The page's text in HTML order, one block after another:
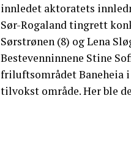
innledet aktoratets
Sør-Rogaland tingrett
Sørstrønen (8) og Lena
Bestevenninnene Stine
friluftsområdet Baneheia i
tilvokst område. Her ble